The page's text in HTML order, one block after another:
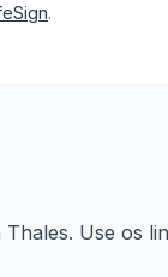
.
Use os